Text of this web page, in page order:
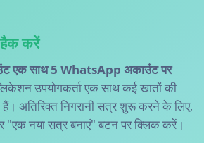
हैक करें
एक साथ 5 WhatsApp अकाउंट पर
उपयोगकर्ता एक साथ कई खातों की
अतिरिक्त निगरानी सत्र शुरू करने के लिए,
"एक नया सत्र बनाएं" बटन पर क्लिक करें।